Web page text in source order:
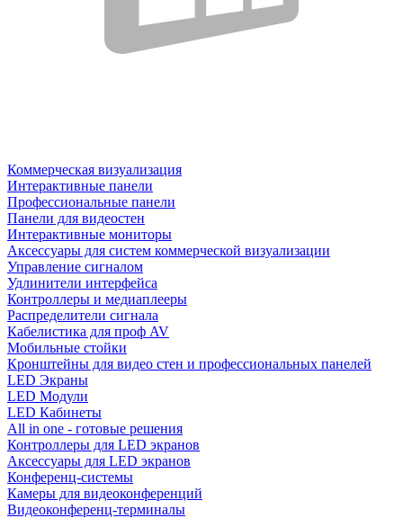
Коммерческая визуализация
Интерактивные панели
Профессиональные панели
Панели для видеостен
Интерактивные мониторы
Аксессуары для систем коммерческой визуализации
Управление сигналом
Удлинители интерфейса
Контроллеры и медиаплееры
Распределители сигнала
Кабелистика для проф AV
Мобильные стойки
Кронштейны для видео стен и профессиональных панелей
LED Экраны
LED Модули
LED Кабинеты
All in one - готовые решения
Контроллеры для LED экранов
Аксессуары для LED экранов
Конференц-системы
Камеры для видеоконференций
Видеоконференц-терминалы